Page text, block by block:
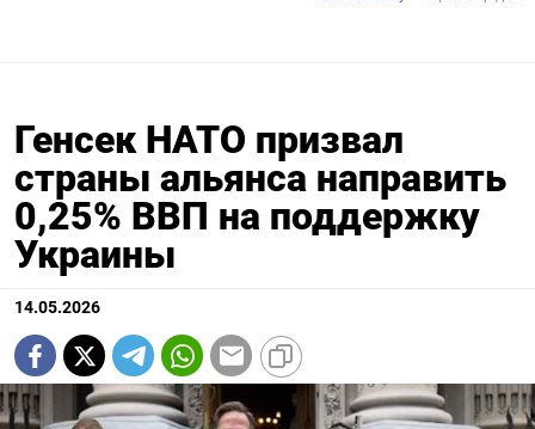
Генсек НАТО призвал
страны альянса направить
0,25% ВВП на поддержку
Украины
14.05.2026